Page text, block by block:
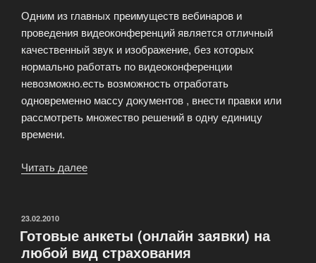
Одним из главных преимуществ вебинаров и
проведения видеоконференций является отличный
качественный звук и изображение, без которых
нормально работать по видеоконференции
невозможно.есть возможность отработать
одновременно массу документов , внести правки или
рассмотреть множество решений в одну единицу
времени.
Читать далее
ОПУБЛИКОВАНО
23.02.2010
Готовые анкеты (онлайн заявки) на
любой вид страхования